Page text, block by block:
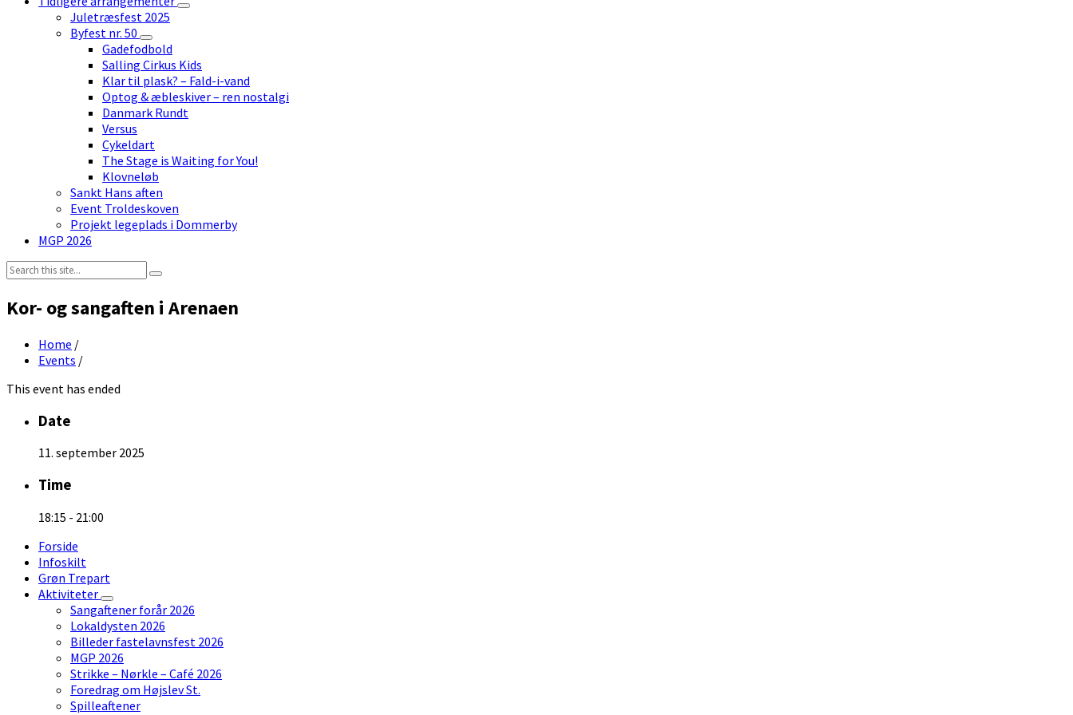
Juletræsfest 2025
Byfest nr. 50
Gadefodbold
Salling Cirkus Kids
Klar til plask? – Fald-i-vand
Optog & æbleskiver – ren nostalgi
Danmark Rundt
Versus
Cykeldart
The Stage is Waiting for You!
Klovneløb
Sankt Hans aften
Event Troldeskoven
Projekt legeplads i Dommerby
MGP 2026
Search:
Kor- og sangaften i Arenaen
Home /
Events /
This event has ended
Date
11. september 2025
Time
18:15 - 21:00
Forside
Infoskilt
Grøn Trepart
Aktiviteter
Sangaftener forår 2026
Lokaldysten 2026
Billeder fastelavnsfest 2026
MGP 2026
Strikke – Nørkle – Café 2026
Foredrag om Højslev St.
Spilleaftener